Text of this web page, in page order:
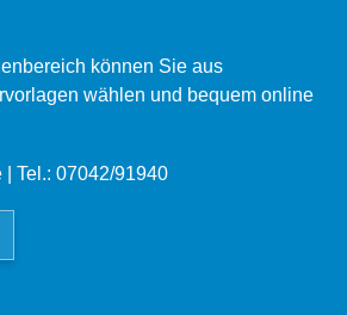
können Sie aus
wählen und bequem online
| Tel.: 07042/91940